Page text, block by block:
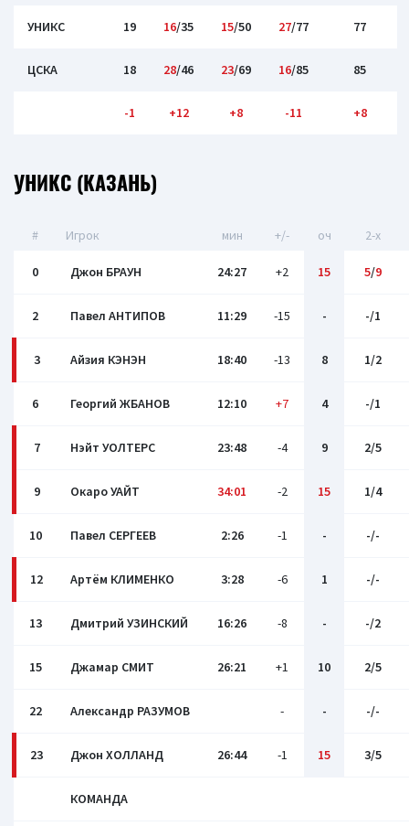
УНИКС 19 16/35 15/50 27/77 77
ЦСКА 18 28/46 23/69 16/85 85
-1 +12 +8 -11 +8
УНИКС (КАЗАНЬ)
# Игрок мин +/- оч 2-x
0 Джон БРАУН 24:27 +2 15 5/9
2 Павел АНТИПОВ 11:29 -15 - -/1
3 Айзия КЭНЭН 18:40 -13 8 1/2
6 Георгий ЖБАНОВ 12:10 +7 4 -/1
7 Нэйт УОЛТЕРС 23:48 -4 9 2/5
9 Окаро УАЙТ 34:01 -2 15 1/4
10 Павел СЕРГЕЕВ 2:26 -1 - -/-
12 Артём КЛИМЕНКО 3:28 -6 1 -/-
13 Дмитрий УЗИНСКИЙ 16:26 -8 - -/2
15 Джамар СМИТ 26:21 +1 10 2/5
22 Александр РАЗУМОВ - - -/-
23 Джон ХОЛЛАНД 26:44 -1 15 3/5
КОМАНДА